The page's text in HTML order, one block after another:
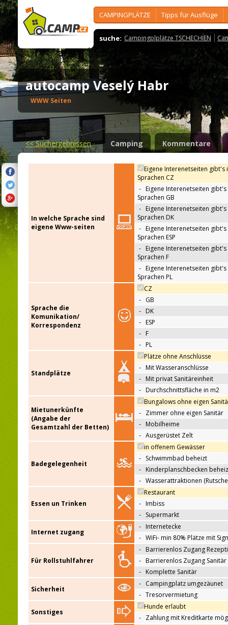
CAMPINGPLÄTZE Tipps für Ausflüge
suche: Campingplplätze TSCHECHIEN
autocamp Veselý Habr
WWW Seiten
<<Suchergebnissen Camping Kommentare
In welche Sprache sind
eigene Www-seiten
Eigene Interenetseiten gibt's
Sprachen CZ
- Eigene Interenetseiten gibt's
Sprachen GB
- Eigene Interenetseiten gibt's
Sprachen DK
- Eigene Interenetseiten gibt's
Sprachen ESP
- Eigene Interenetseiten gibt's
Sprachen F
- Eigene Interenetseiten gibt's
Sprachen PL
Sprache die
Komunikation/
Korrespondenz
CZ
- GB
- DK
- ESP
- F
- PL
Standplätze
Plätze ohne Anschlüsse
- Mit Wasseranschlüsse
- Mit privat Sanitäreinheit
- Durchschnittsfläche in m2
Mietunerkünfte
(Angabe der
Gesamtzahl der Betten)
Bungalows ohne eigen
- Zimmer ohne eigen Sanitär
- Mobilheime
- Ausgerüstet Zelt
Badegelegenheit
in offenem Gewässer
- Schwimmbad beheizt
- Kinderplanschbecken
- Wasserattraktionen
Essen un Trinken
Restaurant
- Imbiss
- Supermarkt
Internet zugang
- Internetecke
- WiFi- min 80% Plätze mit
Für Rollstuhlfahrer
- Barrierenlos Zugang
- Barrierenlos Zugang Sanitär
- Komplette Sanitär
Sicherheit
- Campingplatz umgezäunet
- Tresorvermietung
Sonstiges
Hunde erlaubt
- Zahlung mit Kreditkarte